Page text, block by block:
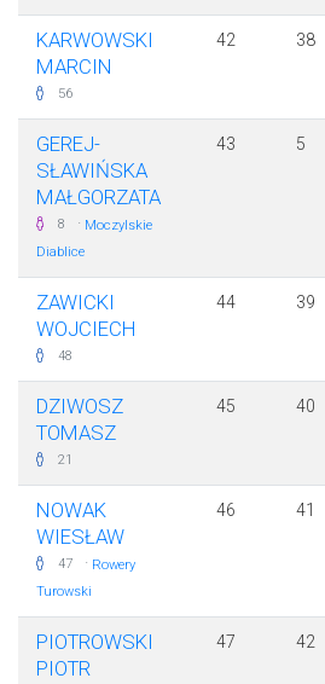
KARWOWSKI
MARCIN
56
42 38
GEREJ-
SŁAWIŃSKA
MAŁGORZATA
8 · Moczylskie
Diablice
43 5
ZAWICKI
WOJCIECH
48
44 39
DZIWOSZ
TOMASZ
21
45 40
NOWAK
WIESŁAW
47 · Rowery
Turowski
46 41
PIOTROWSKI
PIOTR
47 42